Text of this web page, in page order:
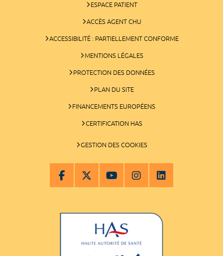
ESPACE PATIENT
ACCÈS AGENT CHU
ACCESSIBILITÉ : PARTIELLEMENT CONFORME
MENTIONS LÉGALES
PROTECTION DES DONNÉES
PLAN DU SITE
FINANCEMENTS EUROPÉENS
CERTIFICATION HAS
GESTION DES COOKIES